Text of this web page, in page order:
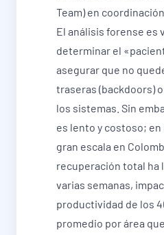
Team) en
El análisis forense es
determinar el
asegurar que no
traseras (backdoors)
los sistemas. Sin
es lento y costoso;
gran escala en
recuperación total ha
varias semanas,
productividad de los
promedio por área